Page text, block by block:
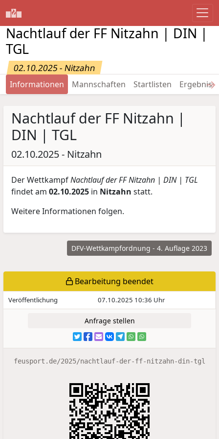
Nachtlauf der FF Nitzahn | DIN |
TGL
02.10.2025 - Nitzahn
Informationen Mannschaften Startlisten →
Nachtlauf der FF Nitzahn |
DIN | TGL
02.10.2025 - Nitzahn
Der WettkampfNachtlauf der FF Nitzahn | DIN | TGL
findet am02.10.2025 in Nitzahn statt.
Weitere Informationen folgen.
DFV-Wettkampfordnung - 4. Auflage 2023
Bearbeitung beendet
Veröffentlichung 07.10.2025 10:36 Uhr
Anfrage stellen
feusport.de/2025/nachtlauf-der-ff-nitzahn-din-tgl